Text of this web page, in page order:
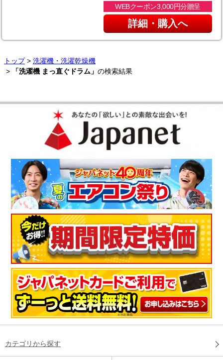
WEBクーポン3,000円分贈呈
詳細・購入へ
トップ> 洗濯機・洗濯乾燥機
>
「洗濯機 まっ直ぐドラム」 の検索結果
カテゴリから探す